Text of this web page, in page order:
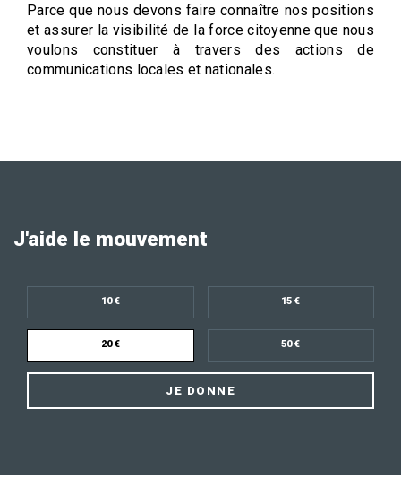
Parce que nous devons faire connaître nos positions
et assurer la visibilité de la force citoyenne que nous
voulons constituer à travers des actions de
communications locales et nationales.
J'aide le mouvement
10 € 15 €
20 € 50 €
JE DONNE